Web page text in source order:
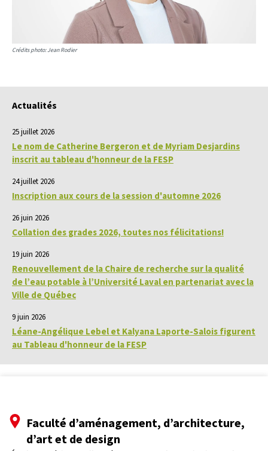
Crédits photo: Jean Rodier
Actualités
25 juillet 2026
Le nom de Catherine Bergeron et de Myriam Desjardins
inscrit au tableau d'honneur de la FESP
24 juillet 2026
Inscription aux cours de la session d'automne 2026
26 juin 2026
Collation des grades 2026, toutes nos félicitations!
19 juin 2026
Renouvellement de la Chaire de recherche sur la qualité
de l’eau potable à l’Université Laval en partenariat avec la
Ville de Québec
9 juin 2026
Léane-Angélique Lebel et Kalyana Laporte-Salois figurent
au Tableau d'honneur de la FESP
Faculté d’aménagement, d’architecture,
d’art et de design